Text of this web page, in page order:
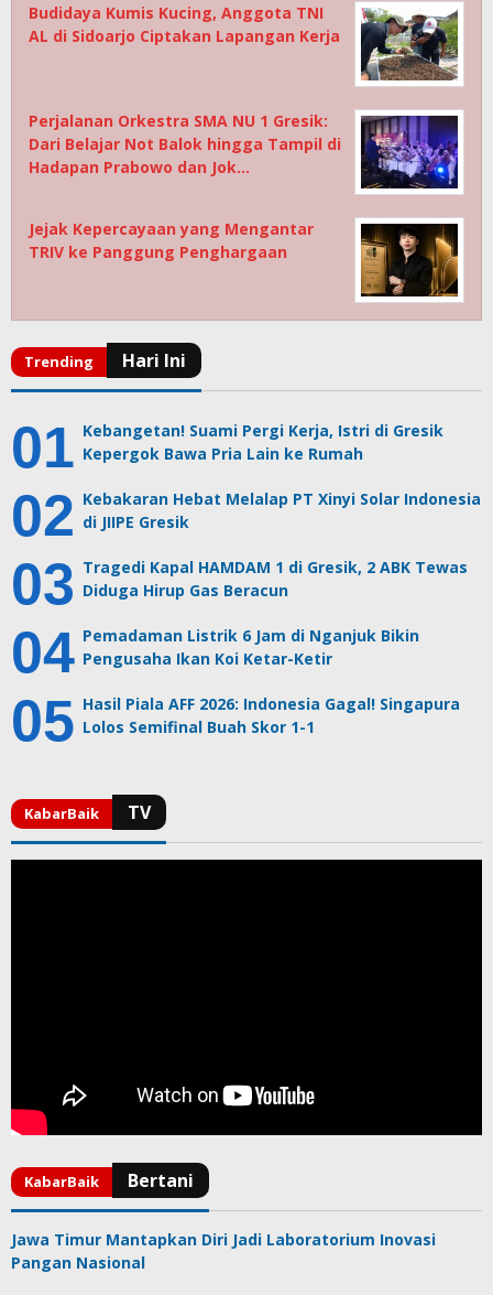
Budidaya Kumis Kucing, Anggota TNI
AL di Sidoarjo Ciptakan Lapangan Kerja
Perjalanan Orkestra SMA NU 1 Gresik:
Dari Belajar Not Balok hingga Tampil di
Hadapan Prabowo dan Jok…
Jejak Kepercayaan yang Mengantar
TRIV ke Panggung Penghargaan
Kebangetan! Suami Pergi Kerja, Istri di Gresik
Kepergok Bawa Pria Lain ke Rumah
Kebakaran Hebat Melalap PT Xinyi Solar Indonesia
di JIIPE Gresik
Tragedi Kapal HAMDAM 1 di Gresik, 2 ABK Tewas
Diduga Hirup Gas Beracun
Pemadaman Listrik 6 Jam di Nganjuk Bikin
Pengusaha Ikan Koi Ketar-Ketir
Hasil Piala AFF 2026: Indonesia Gagal! Singapura
Lolos Semifinal Buah Skor 1-1
Jawa Timur Mantapkan Diri Jadi Laboratorium Inovasi
Pangan Nasional